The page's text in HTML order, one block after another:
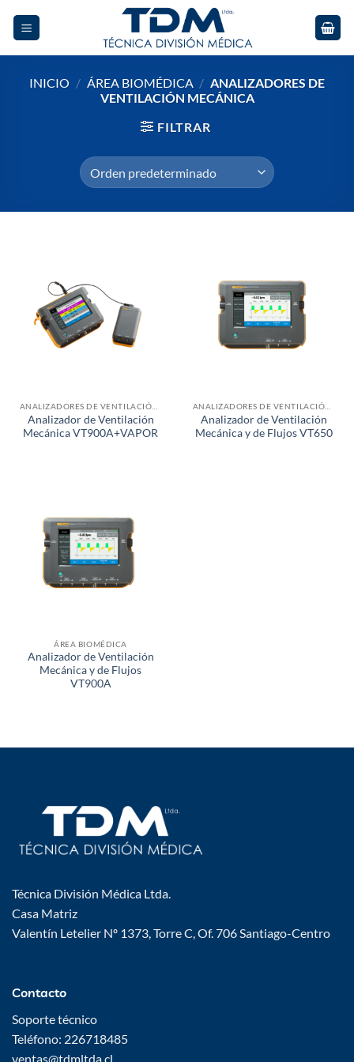
INICIO / ÁREA BIOMÉDICA / ANALIZADORES DE
VENTILACIÓN MECÁNICA
FILTRAR
Analizador de Ventilación
Mecánica VT900A+VAPOR
Analizador de Ventilación
Mecánica y de Flujos VT650
ÁREA BIOMÉDICA
Analizador de Ventilación
Mecánica y de Flujos
VT900A
Técnica División Médica Ltda.
Casa Matriz
Valentín Letelier Nº 1373, Torre C, Of. 706 Santiago-Centro
Contacto
Soporte técnico
Teléfono: 226718485
ventas@tdmltda.cl